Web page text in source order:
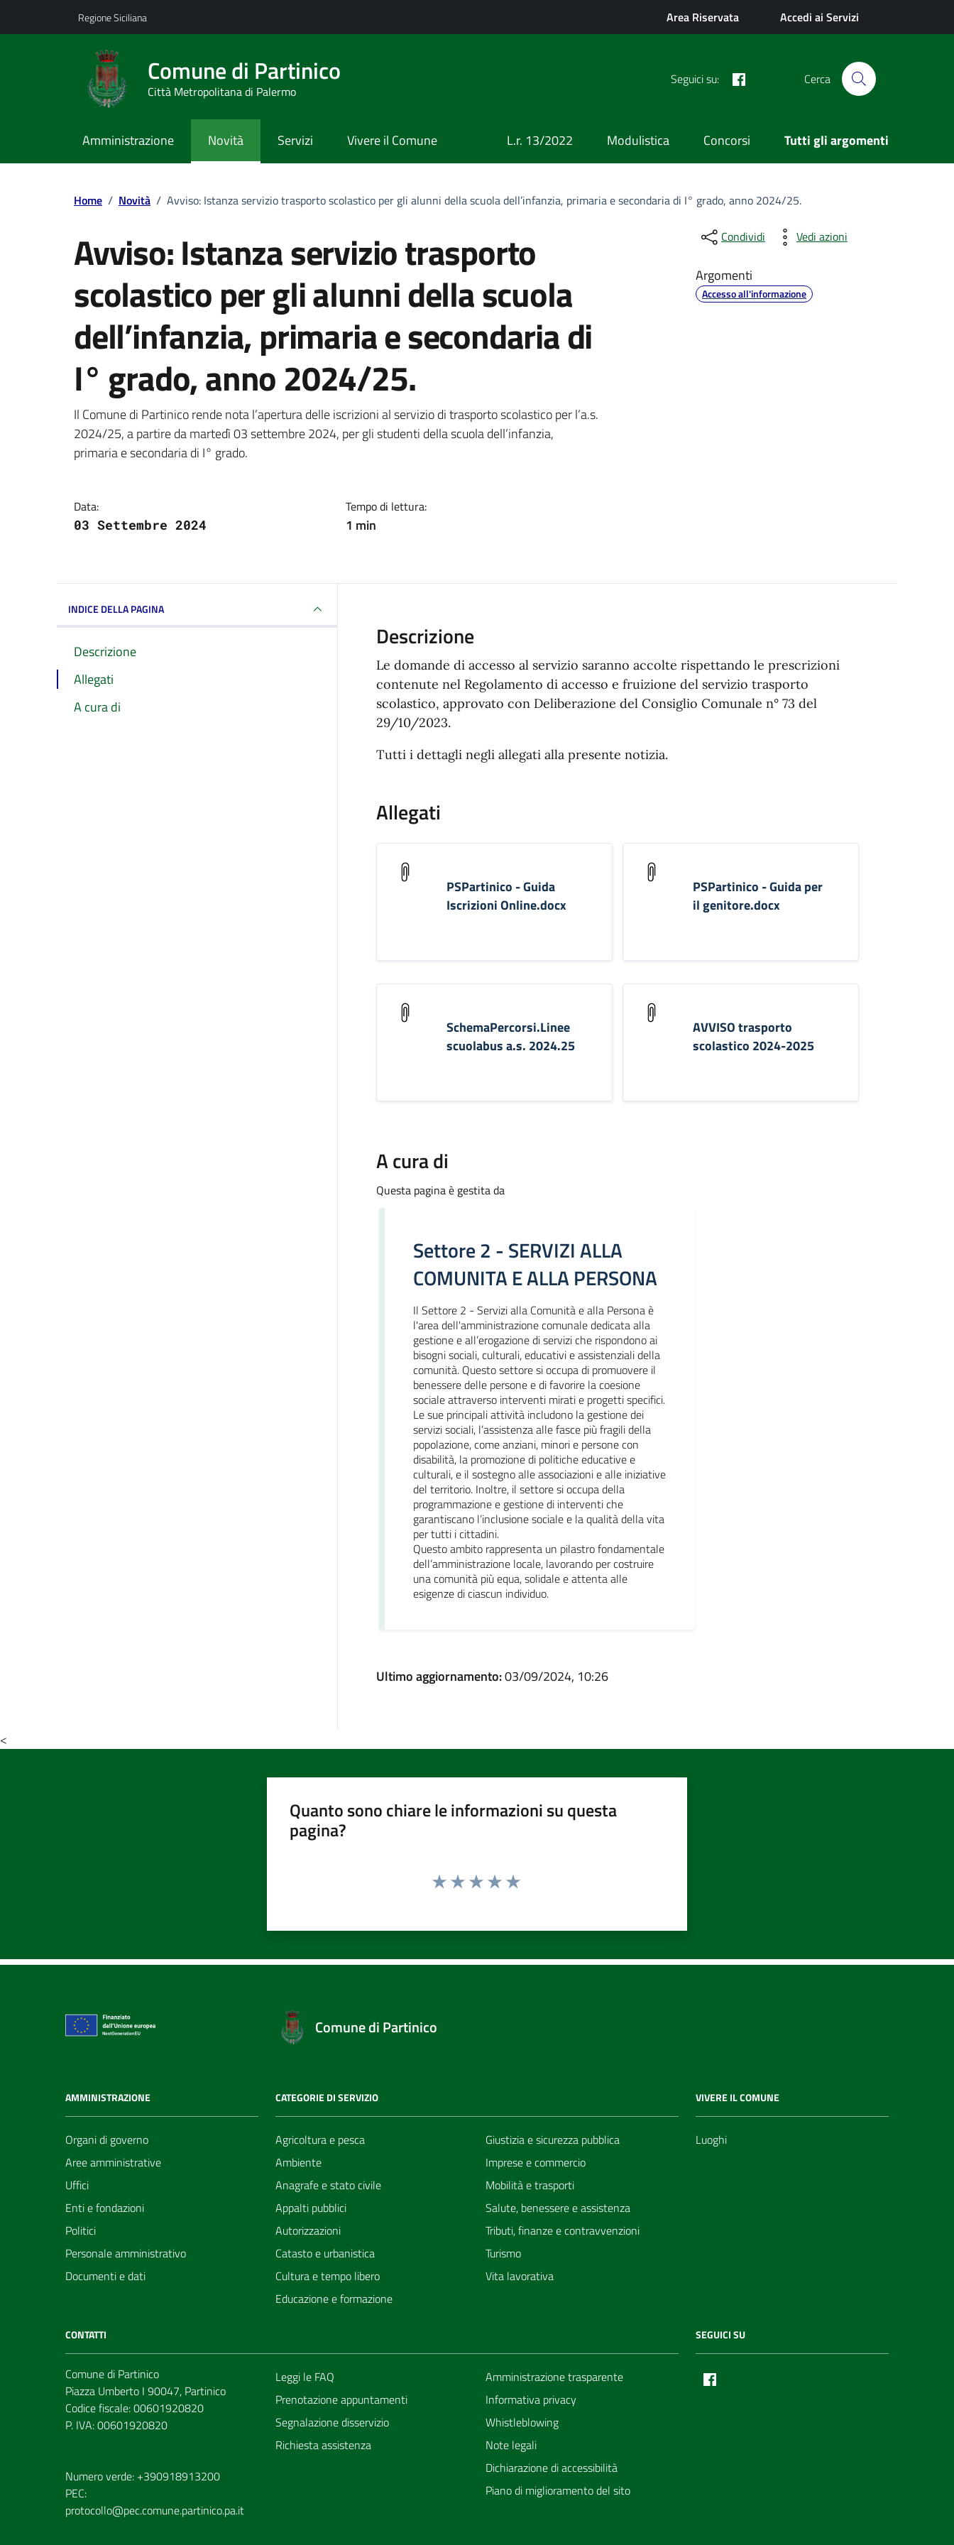
Regione Siciliana Area Riservata Accedi ai Servizi
Comune di Partinico
Città Metropolitana di Palermo
Seguici su: Cerca
Amministrazione Novità Servizi Vivere il Comune L.r. 13/2022 Modulistica Concorsi Tutti gli argomenti
Home / Novità / Avviso: Istanza servizio trasporto scolastico per gli alunni della scuola dell’infanzia, primaria e secondaria di I° grado, anno 2024/25.
Avviso: Istanza servizio trasporto
scolastico per gli alunni della scuola
dell’infanzia, primaria e secondaria di
I° grado, anno 2024/25.
Dettagli della notizia
Il Comune di Partinico rende nota l’apertura delle iscrizioni al servizio di trasporto scolastico per l’a.s.
2024/25, a partire da martedì 03 settembre 2024, per gli studenti della scuola dell’infanzia,
primaria e secondaria di I° grado.
Data:
03 Settembre 2024
Tempo di lettura:
1 min
Condividi Vedi azioni
Argomenti
Accesso all'informazione
INDICE DELLA PAGINA
Descrizione
Allegati
A cura di
Descrizione
Le domande di accesso al servizio saranno accolte rispettando le prescrizioni
contenute nel Regolamento di accesso e fruizione del servizio trasporto
scolastico, approvato con Deliberazione del Consiglio Comunale n° 73 del
29/10/2023.
Tutti i dettagli negli allegati alla presente notizia.
Allegati
PSPartinico - Guida
Iscrizioni Online.docx
PSPartinico - Guida per
il genitore.docx
SchemaPercorsi.Linee
scuolabus a.s. 2024.25
AVVISO trasporto
scolastico 2024-2025
A cura di
Questa pagina è gestita da
Settore 2 - SERVIZI ALLA
COMUNITA E ALLA PERSONA
Il Settore 2 - Servizi alla Comunità e alla Persona è
l'area dell'amministrazione comunale dedicata alla
gestione e all’erogazione di servizi che rispondono ai
bisogni sociali, culturali, educativi e assistenziali della
comunità. Questo settore si occupa di promuovere il
benessere delle persone e di favorire la coesione
sociale attraverso interventi mirati e progetti specifici.
Le sue principali attività includono la gestione dei
servizi sociali, l’assistenza alle fasce più fragili della
popolazione, come anziani, minori e persone con
disabilità, la promozione di politiche educative e
culturali, e il sostegno alle associazioni e alle iniziative
del territorio. Inoltre, il settore si occupa della
programmazione e gestione di interventi che
garantiscano l’inclusione sociale e la qualità della vita
per tutti i cittadini.
Questo ambito rappresenta un pilastro fondamentale
dell’amministrazione locale, lavorando per costruire
una comunità più equa, solidale e attenta alle
esigenze di ciascun individuo.
Ultimo aggiornamento:03/09/2024, 10:26
<
Quanto sono chiare le informazioni su questa
pagina?
Comune di Partinico
AMMINISTRAZIONE
Organi di governo
Aree amministrative
Uffici
Enti e fondazioni
Politici
Personale amministrativo
Documenti e dati
CATEGORIE DI SERVIZIO
Agricoltura e pesca
Ambiente
Anagrafe e stato civile
Appalti pubblici
Autorizzazioni
Catasto e urbanistica
Cultura e tempo libero
Educazione e formazione
Giustizia e sicurezza pubblica
Imprese e commercio
Mobilità e trasporti
Salute, benessere e assistenza
Tributi, finanze e contravvenzioni
Turismo
Vita lavorativa
VIVERE IL COMUNE
Luoghi
CONTATTI
Comune di Partinico
Piazza Umberto I 90047, Partinico
Codice fiscale: 00601920820
P. IVA: 00601920820
Numero verde: +390918913200
PEC:
protocollo@pec.comune.partinico.pa.it
Leggi le FAQ
Prenotazione appuntamenti
Segnalazione disservizio
Richiesta assistenza
Amministrazione trasparente
Informativa privacy
Whistleblowing
Note legali
Dichiarazione di accessibilità
Piano di miglioramento del sito
SEGUICI SU